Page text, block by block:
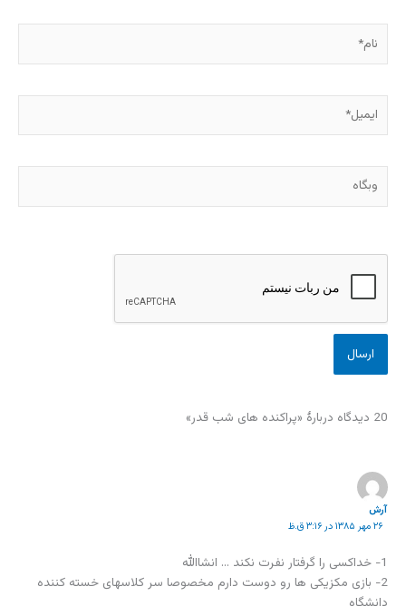
وبگاه
20 دیدگاه دربارهٔ «پراکنده های شب قدر»
آرش
۲۶ مهر ۱۳۸۵ در ۳:۱۶ ق.ظ
1- خداکسی را گرفتار نفرت نکند … انشاالله
2- بازی مکزیکی ها رو دوست دارم مخصوصا سر کلاسهای خسته کننده
دانشگاه